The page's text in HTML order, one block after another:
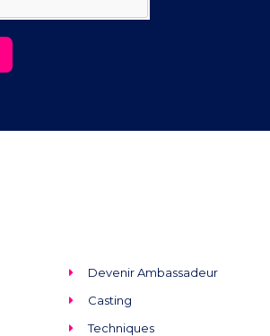
Devenir Ambassadeur
Casting
Techniques